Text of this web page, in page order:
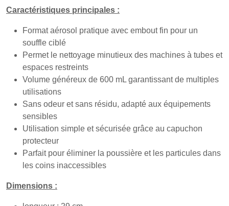
Caractéristiques principales :
Format aérosol pratique avec embout fin pour un
souffle ciblé
Permet le nettoyage minutieux des machines à tubes et
espaces restreints
Volume généreux de 600 mL garantissant de multiples
utilisations
Sans odeur et sans résidu, adapté aux équipements
sensibles
Utilisation simple et sécurisée grâce au capuchon
protecteur
Parfait pour éliminer la poussière et les particules dans
les coins inaccessibles
Dimensions :